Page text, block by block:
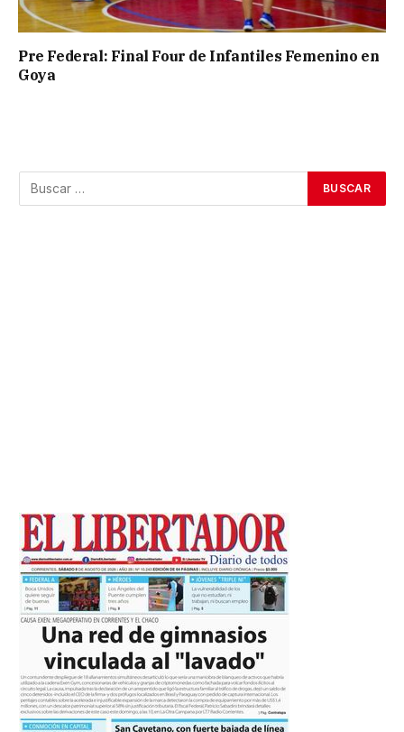
Pre Federal: Final Four de Infantiles Femenino en
Goya